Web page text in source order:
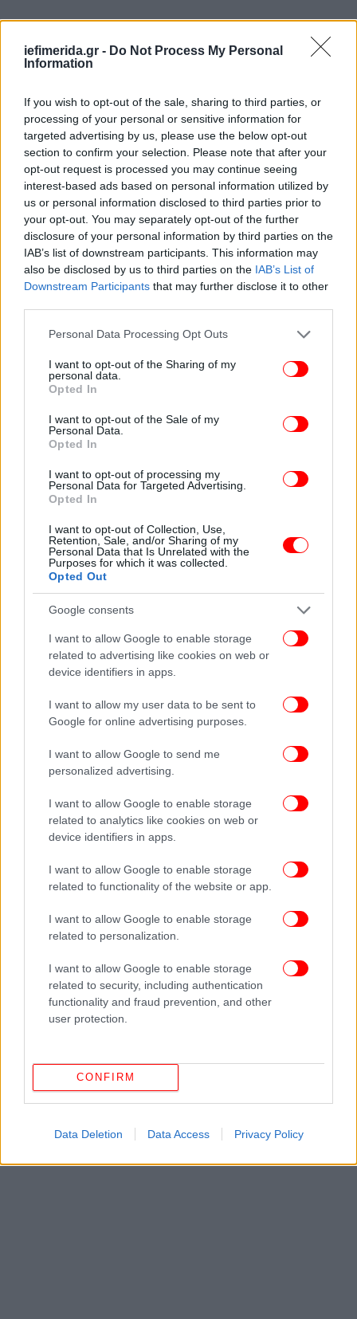
iefimerida.gr - Do Not Process My Personal
Information
If you wish to opt-out of the sale, sharing to third parties, or
processing of your personal or sensitive information for
targeted advertising by us, please use the below opt-out
section to confirm your selection. Please note that after your
opt-out request is processed you may continue seeing
interest-based ads based on personal information utilized by
us or personal information disclosed to third parties prior to
your opt-out. You may separately opt-out of the further
disclosure of your personal information by third parties on the
IAB’s list of downstream participants. This information may
also be disclosed by us to third parties on the IAB’s List of
Downstream Participants that may further disclose it to other
Please note that this website/app uses one or more Google
not limited to your visit or usage behaviour. You may click to
grant or deny consent to Google and its third-party tags to
use your data for below specified purposes in below Google
consent section.
Personal Data Processing Opt Outs
I want to opt-out of the Sharing of my
personal data.
Opted In
I want to opt-out of the Sale of my
Personal Data.
Opted In
I want to opt-out of processing my
Personal Data for Targeted Advertising.
Opted In
I want to opt-out of Collection, Use,
Retention, Sale, and/or Sharing of my
Personal Data that Is Unrelated with the
Purposes for which it was collected.
Opted Out
Google consents
I want to allow Google to enable storage
related to advertising like cookies on web or
device identifiers in apps.
I want to allow my user data to be sent to
Google for online advertising purposes.
I want to allow Google to send me
personalized advertising.
I want to allow Google to enable storage
related to analytics like cookies on web or
device identifiers in apps.
I want to allow Google to enable storage
related to functionality of the website or app.
I want to allow Google to enable storage
related to personalization.
I want to allow Google to enable storage
related to security, including authentication
functionality and fraud prevention, and other
user protection.
CONFIRM
Data Deletion Data Access Privacy Policy
ΟΛΕΣ ΟΙ ΕΙΔΗΣΕΙΣ
Παράνομες εκσκαφές, ανεπαρκής πυρασφάλεια,
«κρυφές» αποθήκες, τι βρήκαν στα δύο άλλα εργοστάσια
Αναστασία Χατζηδάκη: Το στέλεχος του ΠΑΣΟΚ στο
επίκεντρο της υπόθεσης με τα μαϊμού επιδόματα του